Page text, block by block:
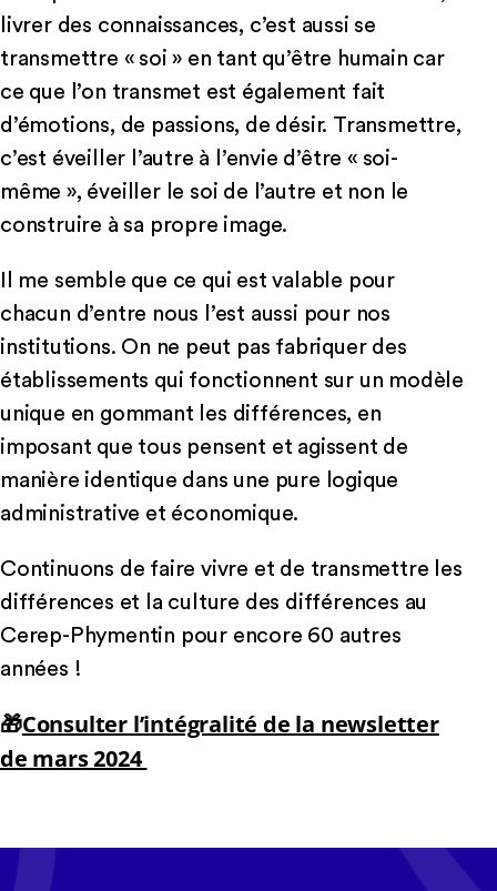
livrer des connaissances, c’est aussi se
transmettre « soi » en tant qu’être humain car
ce que l’on transmet est également fait
d’émotions, de passions, de désir. Transmettre,
c’est éveiller l’autre à l’envie d’être « soi-
même », éveiller le soi de l’autre et non le
construire à sa propre image.
Il me semble que ce qui est valable pour
chacun d’entre nous l’est aussi pour nos
institutions. On ne peut pas fabriquer des
établissements qui fonctionnent sur un modèle
unique en gommant les différences, en
imposant que tous pensent et agissent de
manière identique dans une pure logique
administrative et économique.
Continuons de faire vivre et de transmettre les
différences et la culture des différences au
Cerep-Phymentin pour encore 60 autres
années !
🎁Consulter l’intégralité de la newsletter
de mars 2024